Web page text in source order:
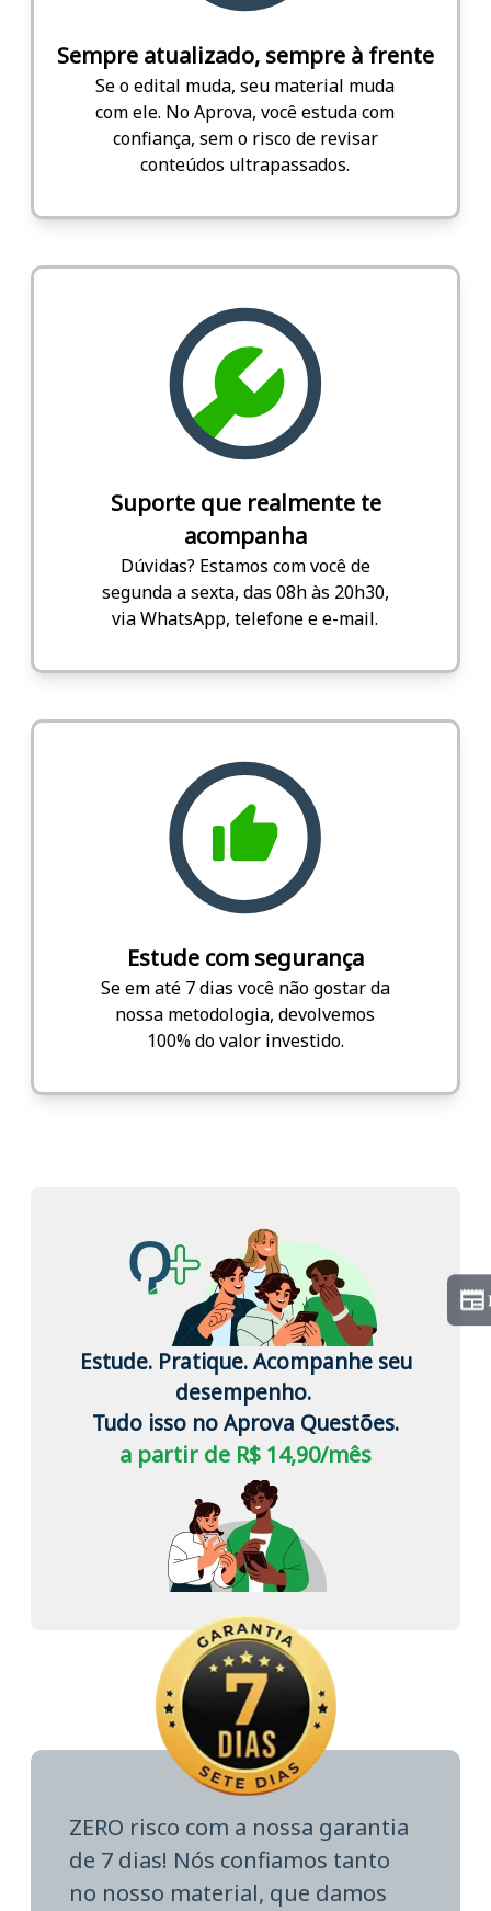
Sempre atualizado, sempre à frente
Se o edital muda, seu material muda
com ele. No Aprova, você estuda com
confiança, sem o risco de revisar
conteúdos ultrapassados.
Suporte que realmente te
acompanha
Dúvidas? Estamos com você de
segunda a sexta, das 08h às 20h30,
via WhatsApp, telefone e e-mail.
Estude com segurança
Se em até 7 dias você não gostar da
nossa metodologia, devolvemos
100% do valor investido.
Estude. Pratique. Acompanhe seu
desempenho.
Tudo isso no Aprova Questões.
a partir de R$ 14,90/mês
ZERO risco com a nossa garantia
de 7 dias! Nós confiamos tanto
no nosso material, que damos